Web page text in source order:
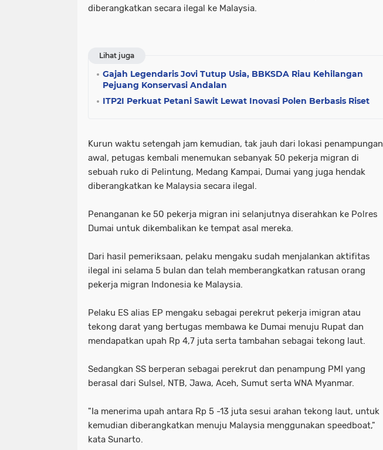
diberangkatkan secara ilegal ke Malaysia.
Lihat juga
Gajah Legendaris Jovi Tutup Usia, BBKSDA Riau Kehilangan
Pejuang Konservasi Andalan
ITP2I Perkuat Petani Sawit Lewat Inovasi Polen Berbasis Riset
Kurun waktu setengah jam kemudian, tak jauh dari lokasi penampungan
awal, petugas kembali menemukan sebanyak 50 pekerja migran di
sebuah ruko di Pelintung, Medang Kampai, Dumai yang juga hendak
diberangkatkan ke Malaysia secara ilegal.
Penanganan ke 50 pekerja migran ini selanjutnya diserahkan ke Polres
Dumai untuk dikembalikan ke tempat asal mereka.
Dari hasil pemeriksaan, pelaku mengaku sudah menjalankan aktifitas
ilegal ini selama 5 bulan dan telah memberangkatkan ratusan orang
pekerja migran Indonesia ke Malaysia.
Pelaku ES alias EP mengaku sebagai perekrut pekerja imigran atau
tekong darat yang bertugas membawa ke Dumai menuju Rupat dan
mendapatkan upah Rp 4,7 juta serta tambahan sebagai tekong laut.
Sedangkan SS berperan sebagai perekrut dan penampung PMI yang
berasal dari Sulsel, NTB, Jawa, Aceh, Sumut serta WNA Myanmar.
"Ia menerima upah antara Rp 5 -13 juta sesui arahan tekong laut, untuk
kemudian diberangkatkan menuju Malaysia menggunakan speedboat,"
kata Sunarto.